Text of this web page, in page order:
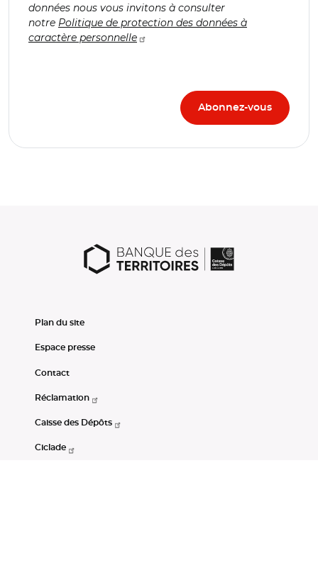
données nous vous invitons à consulter
notre Politique de protection des données à
caractère personnelle
Plan du site
Espace presse
Contact
Réclamation
Caisse des Dépôts
Ciclade